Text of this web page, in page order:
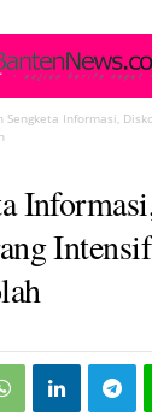
Sengketa Informasi,